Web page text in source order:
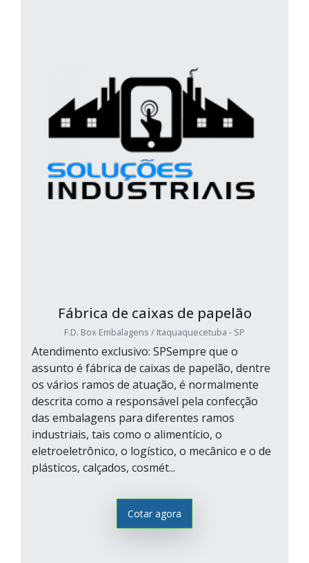
Fábrica de caixas de papelão
F.D. Box Embalagens / Itaquaquecetuba - SP
Atendimento exclusivo: SPSempre que o
assunto é fábrica de caixas de papelão, dentre
os vários ramos de atuação, é normalmente
descrita como a responsável pela confecção
das embalagens para diferentes ramos
industriais, tais como o alimentício, o
eletroeletrônico, o logístico, o mecânico e o de
plásticos, calçados, cosmét...
Cotar agora